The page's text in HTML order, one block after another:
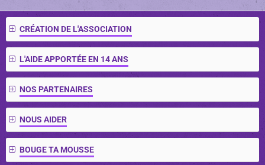
CRÉATION DE L'ASSOCIATION
L'AIDE APPORTÉE EN 14 ANS
NOS PARTENAIRES
NOUS AIDER
BOUGE TA MOUSSE